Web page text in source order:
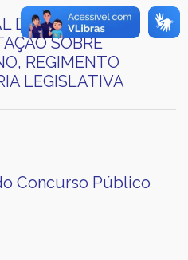
DE CERRO AZUL
SOBRE
REGIMENTO
LEGISLATIVA
Concurso Público